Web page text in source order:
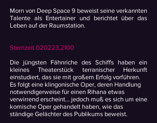
Morn von Deep Space 9 beweist seine verkannten
Talente als Entertainer und berichtet über das
Leben auf der Raumstation.
Sternzeit 020223,2100
Die jüngsten Fähnriche des Schiffs haben ein
kleines Theaterstück terranischer Herkunft
einstudiert, das sie mit großem Erfolg vorführen.
Es folgt eine klingonische Oper, deren Handlung
notwendigerweise für einen Rihana etwas
verwirrend erscheint... jedoch muß es sich um eine
komische Oper gehandelt haben, wie das
ständige Gelächter des Publikums beweist.